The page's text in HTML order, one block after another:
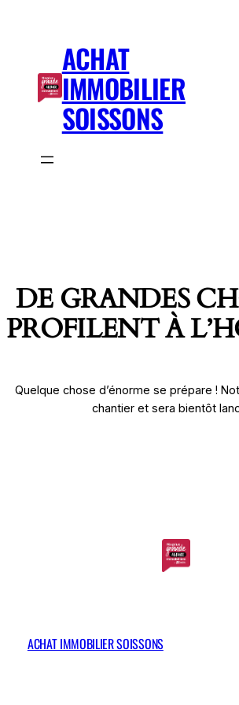
ACHAT
IMMOBILIER
SOISSONS
DE GRANDES
PROFILENT À
Quelque chose d’énorme se prépare !
chantier et sera bientôt
ACHAT IMMOBILIER SOISSONS